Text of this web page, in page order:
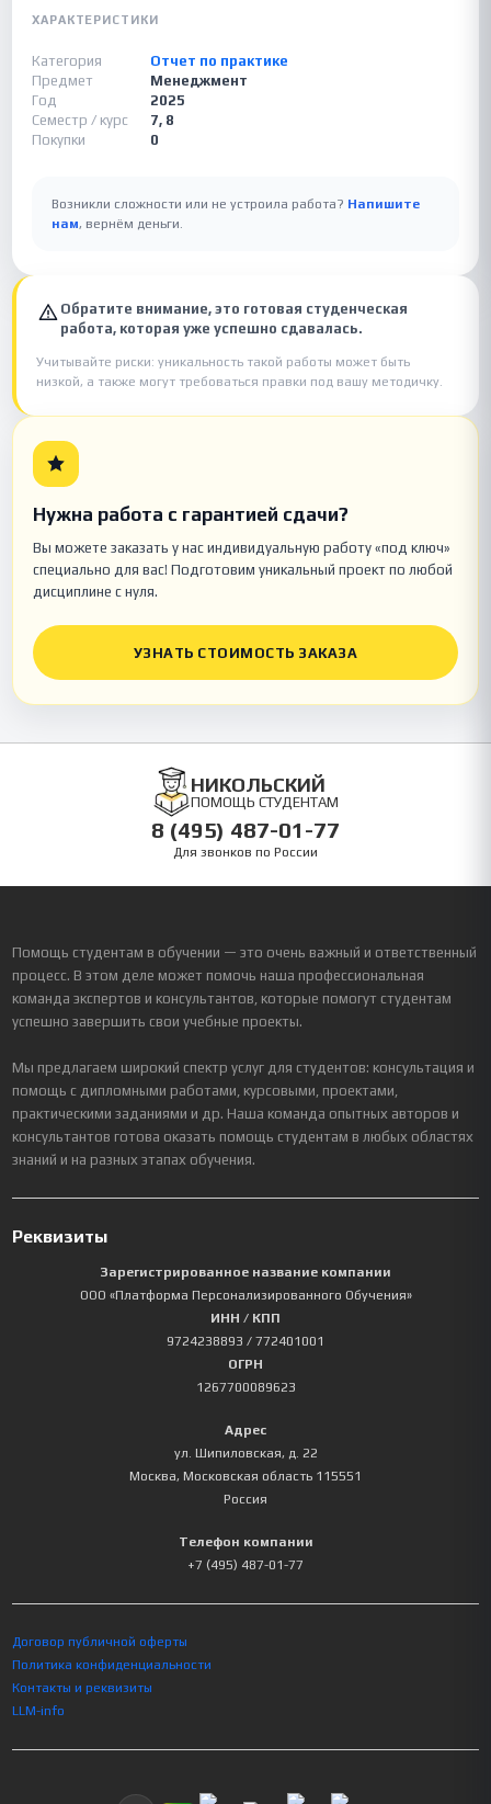
ХАРАКТЕРИСТИКИ
Категория
Отчет по практике
Предмет
Менеджмент
Год
2025
Семестр / курс
7, 8
Покупки
0
Возникли сложности или не устроила работа? Напишите
нам, вернём деньги.
Обратите внимание, это готовая студенческая
работа, которая уже успешно сдавалась.
Учитывайте риски: уникальность такой работы может быть
низкой, а также могут требоваться правки под вашу методичку.
Нужна работа с гарантией сдачи?
Вы можете заказать у нас индивидуальную работу «под ключ»
специально для вас! Подготовим уникальный проект по любой
дисциплине с нуля.
УЗНАТЬ СТОИМОСТЬ ЗАКАЗА
НИКОЛЬСКИЙ
ПОМОЩЬ СТУДЕНТАМ
8 (495) 487-01-77
Для звонков по России
Помощь студентам в обучении — это очень важный и ответственный
процесс. В этом деле может помочь наша профессиональная
команда экспертов и консультантов, которые помогут студентам
успешно завершить свои учебные проекты.
Мы предлагаем широкий спектр услуг для студентов: консультация и
помощь с дипломными работами, курсовыми, проектами,
практическими заданиями и др. Наша команда опытных авторов и
консультантов готова оказать помощь студентам в любых областях
знаний и на разных этапах обучения.
Реквизиты
Зарегистрированное название компании
ООО «Платформа Персонализированного Обучения»
ИНН / КПП
9724238893 / 772401001
ОГРН
1267700089623
Адрес
ул. Шипиловская, д. 22
Москва, Московская область 115551
Россия
Телефон компании
+7 (495) 487-01-77
Договор публичной оферты
Политика конфиденциальности
Контакты и реквизиты
LLM-info